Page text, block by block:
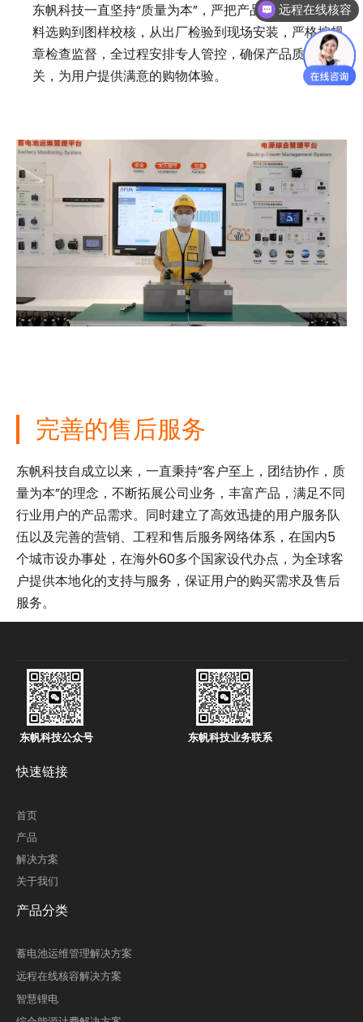
东帆科技一直坚持“质量为本”，严把产品质量关，从材
料选购到图样校核，从出厂检验到现场安装，严格按规
章检查监督，全过程安排专人管控，确保产品质量过
关，为用户提供满意的购物体验。
完善的售后服务
东帆科技自成立以来，一直秉持“客户至上，团结协作，质
量为本”的理念，不断拓展公司业务，丰富产品，满足不同
行业用户的产品需求。同时建立了高效迅捷的用户服务队
伍以及完善的营销、工程和售后服务网络体系，在国内5
个城市设办事处，在海外60多个国家设代办点，为全球客
户提供本地化的支持与服务，保证用户的购买需求及售后
服务。
东帆科技公众号 东帆科技业务联系
快速链接
首页
产品
解决方案
关于我们
产品分类
蓄电池运维管理解决方案
远程在线核容解决方案
智慧锂电
远程在线核容